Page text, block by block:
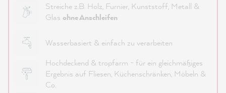
Streiche z.B. Holz, Furnier, Kunststoff, Metall &
Glas ohne Anschleifen
Wasserbasiert & einfach zu verarbeiten
Hochdeckend & tropfarm - für ein gleichmäßiges
Ergebnis auf Fliesen, Küchenschränken, Möbeln &
Co.